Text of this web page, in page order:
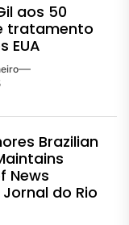
aos 50
tratamento
EUA
Brazilian
News
do Rio